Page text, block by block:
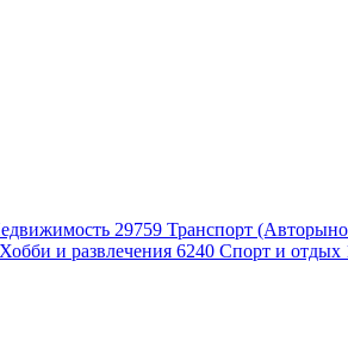
29759 Транспорт
Хобби и развлечения 6240 Спорт и отдых